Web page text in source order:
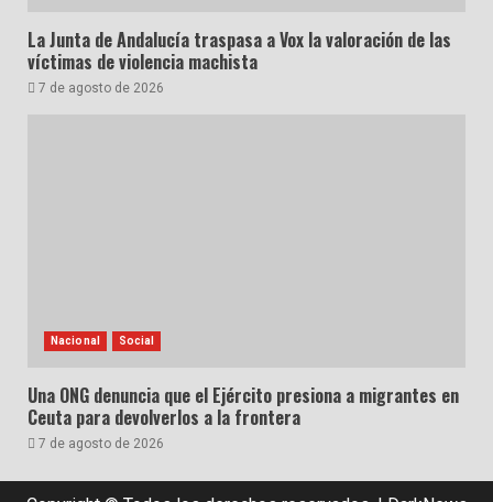
La Junta de Andalucía traspasa a Vox la valoración de las
víctimas de violencia machista
7 de agosto de 2026
Nacional Social
Una ONG denuncia que el Ejército presiona a migrantes en
Ceuta para devolverlos a la frontera
7 de agosto de 2026